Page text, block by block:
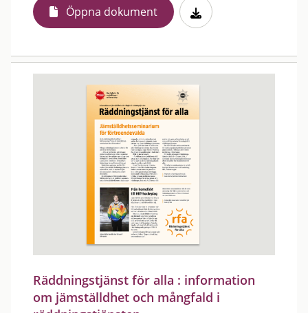
Öppna dokument
Räddningstjänst för alla : information
om jämställdhet och mångfald i